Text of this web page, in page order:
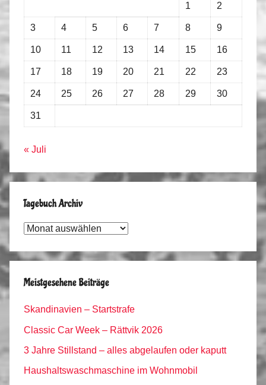
1 2
3 4 5 6 7 8 9
10 11 12 13 14 15 16
17 18 19 20 21 22 23
24 25 26 27 28 29 30
31
« Juli
Tagebuch Archiv
Tagebuch
Meistgesehene Beiträge
Skandinavien – Startstrafe
Classic Car Week – Rättvik 2026
3 Jahre Stillstand – alles abgelaufen oder kaputt
Haushaltswaschmaschine im Wohnmobil